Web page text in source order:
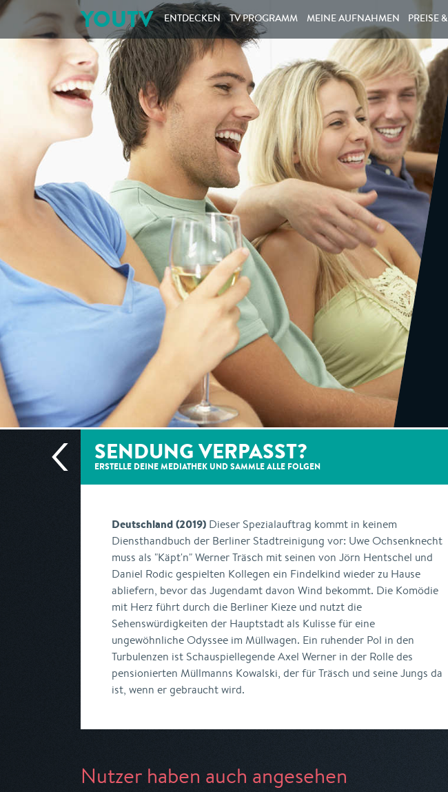
YOUTV ENTDECKEN TV PROGRAMM MEINE AUFNAHMEN PREISE &
SENDUNG VERPASST?
ERSTELLE DEINE MEDIATHEK UND SAMMLE ALLE FOLGEN
Deutschland (2019) Dieser Spezialauftrag kommt in keinem
Diensthandbuch der Berliner Stadtreinigung vor: Uwe Ochsenknecht
muss als "Käpt'n" Werner Träsch mit seinen von Jörn Hentschel und
Daniel Rodic gespielten Kollegen ein Findelkind wieder zu Hause
abliefern, bevor das Jugendamt davon Wind bekommt. Die Komödie
mit Herz führt durch die Berliner Kieze und nutzt die
Sehenswürdigkeiten der Hauptstadt als Kulisse für eine
ungewöhnliche Odyssee im Müllwagen. Ein ruhender Pol in den
Turbulenzen ist Schauspiellegende Axel Werner in der Rolle des
pensionierten Müllmanns Kowalski, der für Träsch und seine Jungs da
ist, wenn er gebraucht wird.
Nutzer haben auch angesehen